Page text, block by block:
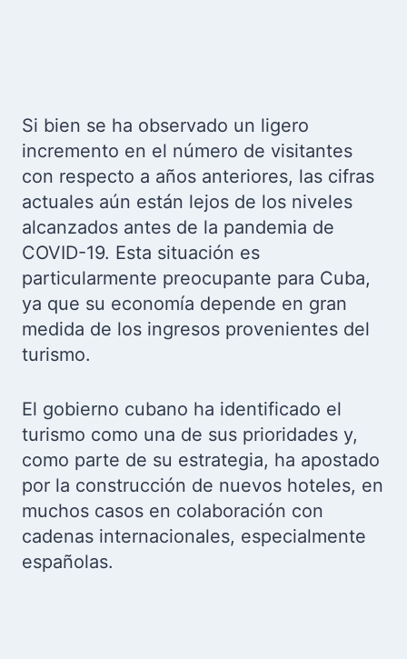
Si bien se ha observado un ligero
incremento en el número de visitantes
con respecto a años anteriores, las cifras
actuales aún están lejos de los niveles
alcanzados antes de la pandemia de
COVID-19. Esta situación es
particularmente preocupante para Cuba,
ya que su economía depende en gran
medida de los ingresos provenientes del
turismo.
El gobierno cubano ha identificado el
turismo como una de sus prioridades y,
como parte de su estrategia, ha apostado
por la construcción de nuevos hoteles, en
muchos casos en colaboración con
cadenas internacionales, especialmente
españolas.